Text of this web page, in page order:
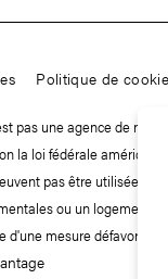
Politique de
pas une agence de
la loi fédérale
pas être utilisées,
ou un logement,
d'une mesure